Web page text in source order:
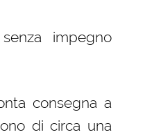
impegno
consegna a
di circa una